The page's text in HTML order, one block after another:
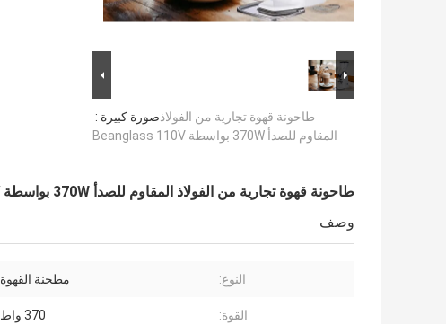
صورة كبيرة :طاحونة قهوة تجارية من الفولاذ
المقاوم للصدأ 370W بواسطة Beanglass 110V
طاحونة قهوة تجارية من الفولاذ المقاوم للصدأ 370W بواسطة Beanglass 110V
وصف
النوع: مطحنة القهوة
القوة: 370 واط